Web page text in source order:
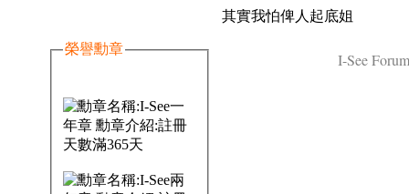
榮譽勳章
其實我怕俾人起底姐
I-See